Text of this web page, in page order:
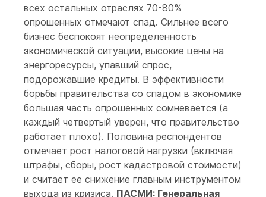
всех остальных отраслях 70-80%
опрошенных отмечают спад. Сильнее всего
бизнес беспокоят неопределенность
экономической ситуации, высокие цены на
энергоресурсы, упавший спрос,
подорожавшие кредиты. В эффективности
борьбы правительства со спадом в экономике
большая часть опрошенных сомневается (а
каждый четвертый уверен, что правительство
работает плохо). Половина респондентов
отмечает рост налоговой нагрузки (включая
штрафы, сборы, рост кадастровой стоимости)
и считает ее снижение главным инструментом
выхода из кризиса. ПАСМИ: Генеральная